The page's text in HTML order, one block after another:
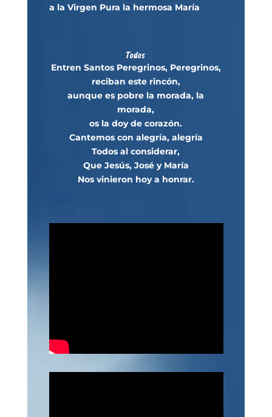
a la Virgen Pura la hermosa María
Todos
Entren Santos Peregrinos, Peregrinos,
reciban este rincón,
aunque es pobre la morada, la
morada,
os la doy de corazón.
Cantemos con alegría, alegría
Todos al considerar,
Que Jesús, José y María
Nos vinieron hoy a honrar.